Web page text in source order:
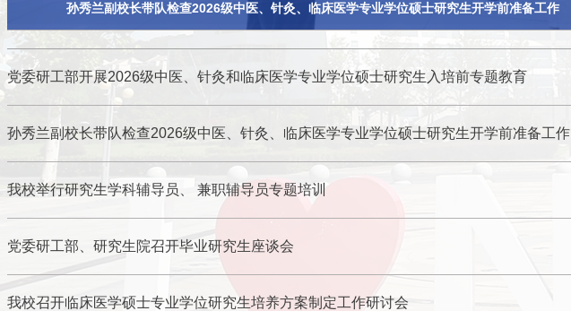
孙秀兰副校长带队检查2026级中医、针灸、临床医学专业学位硕士研究生开学前准备工作
党委研工部开展2026级中医、针灸和临床医学专业学位硕士研究生入培前专题教育
孙秀兰副校长带队检查2026级中医、针灸、临床医学专业学位硕士研究生开学前准备工作
我校举行研究生学科辅导员、 兼职辅导员专题培训
党委研工部、研究生院召开毕业研究生座谈会
我校召开临床医学硕士专业学位研究生培养方案制定工作研讨会